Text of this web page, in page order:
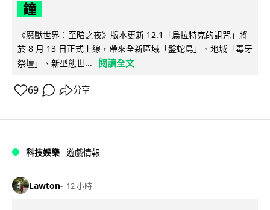
鐘
《魔獸世界：至暗之夜》版本更新 12.1「烏拉特克的詛咒」將
於 8 月 13 日正式上線，帶來全新區域「盤蛇島」、地城「毒牙
祭壇」、新型態世...
閱讀全文
69 分享
科技娛樂 遊戲情報
Lawton 12 小時